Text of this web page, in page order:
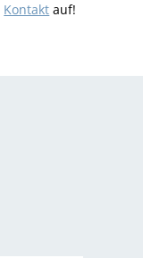
Kontakt auf!